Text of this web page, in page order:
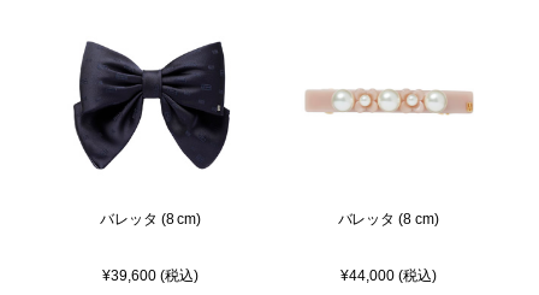
バレッタ (8 cm)
¥39,600 (税込)
バレッタ (8 cm)
¥44,000 (税込)